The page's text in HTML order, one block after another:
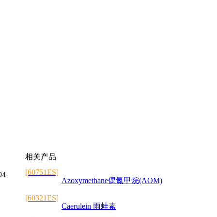
相关产品
[60751ES]
Azoxymethane偶氮甲烷(AOM)
[60321ES]
Caerulein 雨蛙素